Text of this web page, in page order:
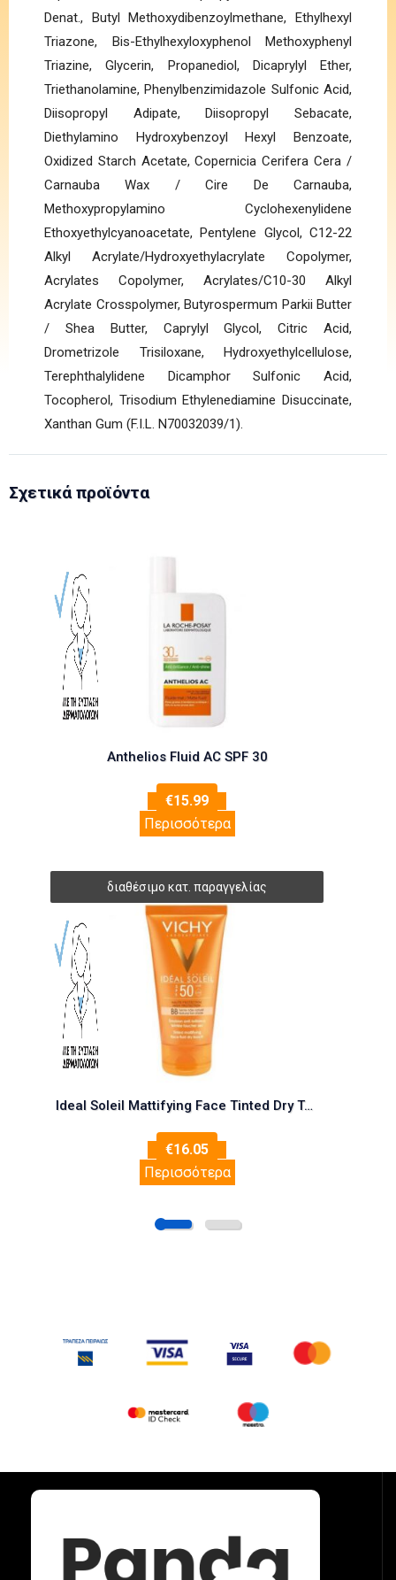
Denat., Butyl Methoxydibenzoylmethane, Ethylhexyl
Triazone, Bis-Ethylhexyloxyphenol Methoxyphenyl
Triazine, Glycerin, Propanediol, Dicaprylyl Ether,
Triethanolamine, Phenylbenzimidazole Sulfonic Acid,
Diisopropyl Adipate, Diisopropyl Sebacate,
Diethylamino Hydroxybenzoyl Hexyl Benzoate,
Oxidized Starch Acetate, Copernicia Cerifera Cera /
Carnauba Wax / Cire De Carnauba,
Methoxypropylamino Cyclohexenylidene
Ethoxyethylcyanoacetate, Pentylene Glycol, C12-22
Alkyl Acrylate/Hydroxyethylacrylate Copolymer,
Acrylates Copolymer, Acrylates/C10-30 Alkyl
Acrylate Crosspolymer, Butyrospermum Parkii Butter
/ Shea Butter, Caprylyl Glycol, Citric Acid,
Drometrizole Trisiloxane, Hydroxyethylcellulose,
Terephthalylidene Dicamphor Sulfonic Acid,
Tocopherol, Trisodium Ethylenediamine Disuccinate,
Xanthan Gum (F.I.L. N70032039/1).
Σχετικά προϊόντα
Anthelios Fluid AC SPF 30
€15.99
Περισσότερα
Ideal Soleil Mattifying Face Tinted Dry Touch SPF50+
€16.05
Περισσότερα